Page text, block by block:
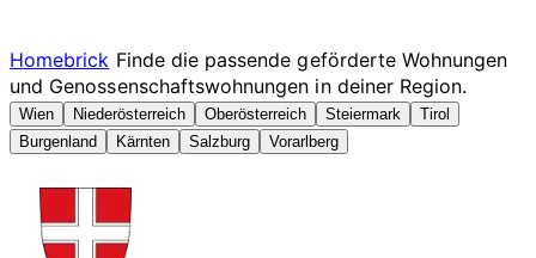
Homebrick Finde die passende geförderte Wohnungen
und Genossenschaftswohnungen in deiner Region.
Wien Niederösterreich Oberösterreich Steiermark
Tirol
Burgenland
Kärnten Salzburg Vorarlberg